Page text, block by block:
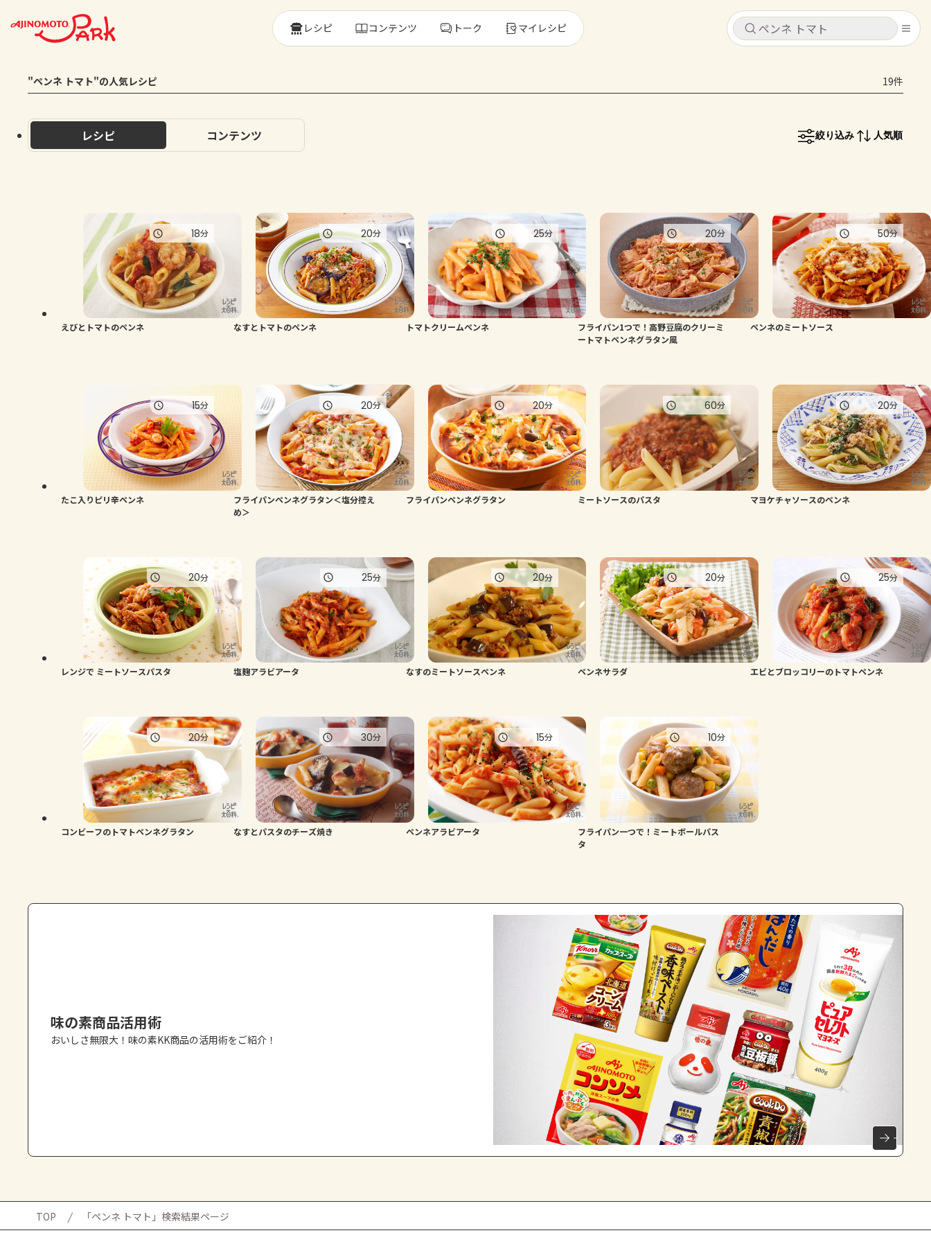
キャンセル
ログインするとレシピを保存できます
コンテンツ
レシピ
トーク
よくあるお問い合わせ
AJINOMOTO PARK とは
キャンセル
レシピ コンテンツ
レシピ コンテンツ トーク マイレシピ
"ペンネ トマト"の人気レシピ 19件
レシピ コンテンツ 絞り込み 人気順
えびとトマトのペンネ
18分
なすとトマトのペンネ
20分
トマトクリームペンネ
25分
フライパン1つで！高野豆腐のクリーミ
ートマトペンネグラタン風
20分
ペンネのミートソース
50分
たこ入りピリ辛ペンネ
15分
フライパンペンネグラタン＜塩分控え
め＞
20分
フライパンペンネグラタン
20分
ミートソースのパスタ
60分
マヨケチャソースのペンネ
20分
レンジで ミートソースパスタ
20分
塩麹アラビアータ
25分
なすのミートソースペンネ
20分
ペンネサラダ
20分
エビとブロッコリーのトマトペンネ
25分
コンビーフのトマトペンネグラタン
20分
なすとパスタのチーズ焼き
30分
ペンネアラビアータ
15分
フライパン一つで！ミートボールパス
タ
10分
味の素商品活用術
おいしさ無限大！味の素KK商品の活用術をご紹介！
TOP 「ペンネ トマト」検索結果ページ